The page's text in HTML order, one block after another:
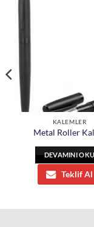
KALEMLER
Metal Roller
DEVAMINI
Teklif Al